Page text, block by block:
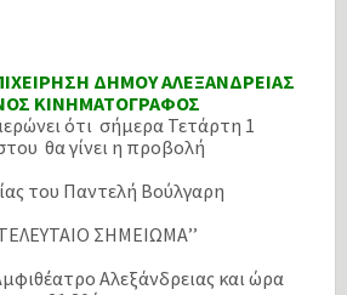
ΔΗΜΟΥ ΑΛΕΞΑΝΔΡΕΙΑΣ
ΚΙΝΗΜΑΤΟΓΡΑΦΟΣ
ότι σήμερα Τετάρτη 1
θα γίνει η προβολή
του Παντελή Βούλγαρη
ΣΗΜΕΙΩΜΑ’’
Αλεξάνδρειας και ώρα